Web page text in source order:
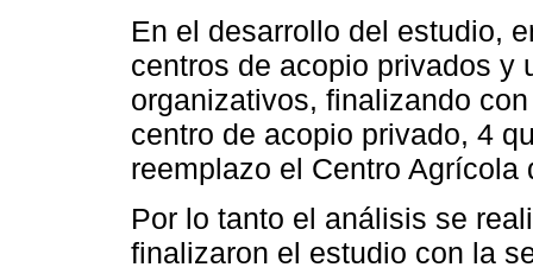
En el desarrollo del estudio,
centros de acopio privados y
organizativos, finalizando
centro de acopio privado, 4
reemplazo el Centro Agrícola
Por lo tanto el análisis se
finalizaron el estudio con la